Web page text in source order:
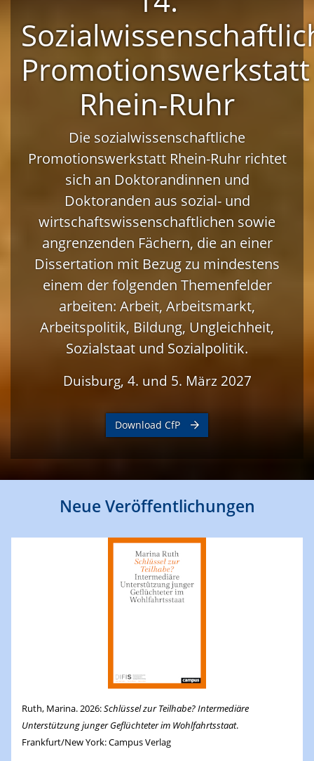
Promotionswerkstatt
Rhein-Ruhr
Die sozialwissenschaftliche
Promotionswerkstatt Rhein-Ruhr richtet
sich an Doktorandinnen und
Doktoranden aus sozial- und
wirtschaftswissenschaftlichen sowie
angrenzenden Fächern, die an einer
Dissertation mit Bezug zu mindestens
einem der folgenden Themenfelder
arbeiten: Arbeit, Arbeitsmarkt,
Arbeitspolitik, Bildung, Ungleichheit,
Sozialstaat und Sozialpolitik.
Duisburg, 4. und 5. März 2027
Download CfP
Neue Veröffentlichungen
Ruth, Marina. 2026:Schlüssel zur Teilhabe? Intermediäre
Unterstützung junger Geflüchteter im Wohlfahrtsstaat.
Frankfurt/New York: Campus Verlag